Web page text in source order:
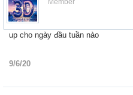
Member
up cho ngày đầu tuần nào
9/6/20